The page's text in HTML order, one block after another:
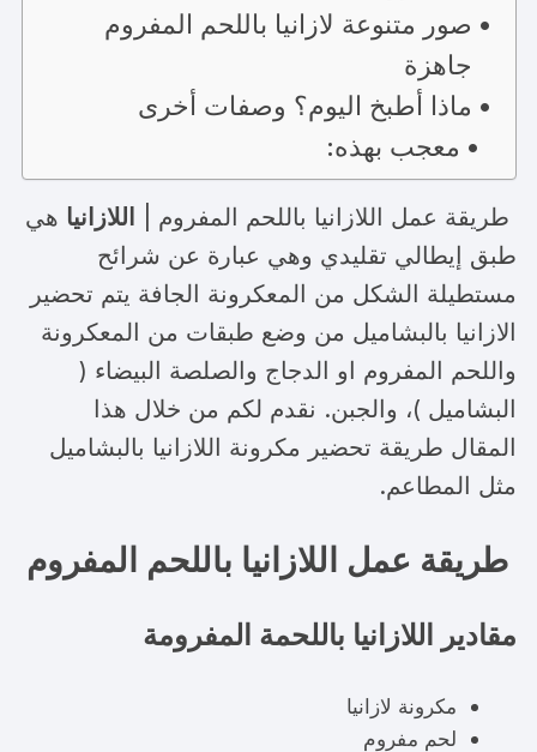
صور متنوعة لازانيا باللحم المفروم
جاهزة
ماذا أطبخ اليوم؟ وصفات أخرى
معجب بهذه:
طريقة عمل اللازانيا باللحم المفروم | اللازانيا هي
طبق إيطالي تقليدي وهي عبارة عن شرائح
مستطيلة الشكل من المعكرونة الجافة يتم تحضير
الازانيا بالبشاميل من وضع طبقات من المعكرونة
واللحم المفروم او الدجاج والصلصة البيضاء (
البشاميل )، والجبن. نقدم لكم من خلال هذا
المقال طريقة تحضير مكرونة اللازانيا بالبشاميل
مثل المطاعم.
طريقة عمل اللازانيا باللحم المفروم
مقادير اللازانيا باللحمة المفرومة
مكرونة لازانيا
لحم مفروم